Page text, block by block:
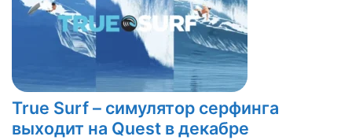
True Surf – симулятор серфинга
выходит на Quest в декабре